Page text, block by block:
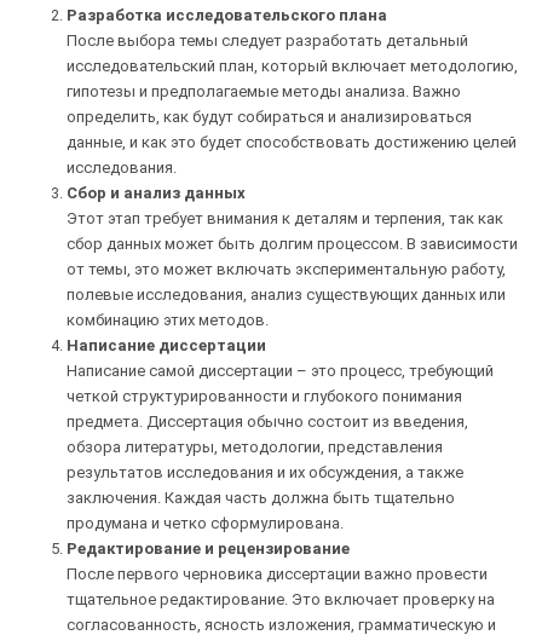
Разработка исследовательского плана
После выбора темы следует разработать детальный
исследовательский план, который включает методологию,
гипотезы и предполагаемые методы анализа. Важно
определить, как будут собираться и анализироваться
данные, и как это будет способствовать достижению целей
исследования.
Сбор и анализ данных
Этот этап требует внимания к деталям и терпения, так как
сбор данных может быть долгим процессом. В зависимости
от темы, это может включать экспериментальную работу,
полевые исследования, анализ существующих данных или
комбинацию этих методов.
Написание диссертации
Написание самой диссертации – это процесс, требующий
четкой структурированности и глубокого понимания
предмета. Диссертация обычно состоит из введения,
обзора литературы, методологии, представления
результатов исследования и их обсуждения, а также
заключения. Каждая часть должна быть тщательно
продумана и четко сформулирована.
Редактирование и рецензирование
После первого черновика диссертации важно провести
тщательное редактирование. Это включает проверку на
согласованность, ясность изложения, грамматическую и